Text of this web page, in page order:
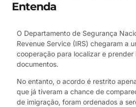
Entenda
O Departamento de Segurança
Revenue Service (IRS) chegaram a
cooperação para localizar e prender
documentos.
No entanto, o acordo é restrito
que já tiveram a chance de
de imigração, foram ordenados a